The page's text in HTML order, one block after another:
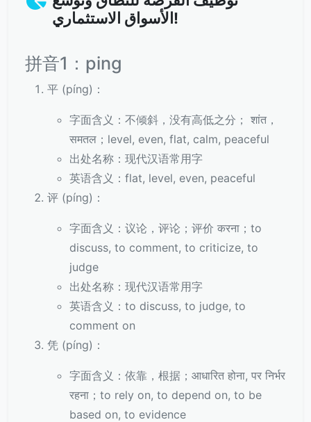
الأسواق الاستثماري!
拼音1：ping
平 (píng)：
字面含义：不倾斜，没有高低之分； शांत，
समतल；level, even, flat, calm, peaceful
出处名称：现代汉语常用字
英语含义：flat, level, even, peaceful
评 (píng)：
字面含义：议论，评论；评价 करना；to
discuss, to comment, to criticize, to
judge
出处名称：现代汉语常用字
英语含义：to discuss, to judge, to
comment on
凭 (píng)：
字面含义：依靠，根据；आधारित होना, पर निर्भर
रहना；to rely on, to depend on, to be
based on, to evidence